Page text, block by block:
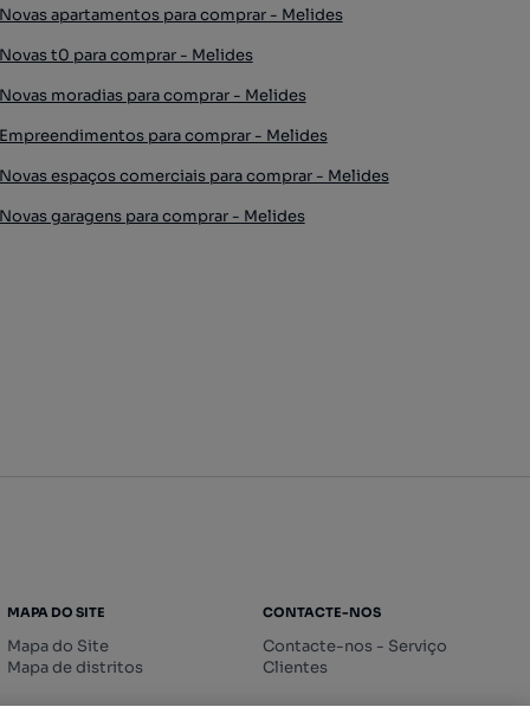
Novas apartamentos para comprar - Melides
Novas t0 para comprar - Melides
Novas moradias para comprar - Melides
Empreendimentos para comprar - Melides
Novas espaços comerciais para comprar - Melides
Novas garagens para comprar - Melides
MAPA DO SITE
Mapa do Site
Mapa de distritos
CONTACTE-NOS
Contacte-nos - Serviço
Clientes